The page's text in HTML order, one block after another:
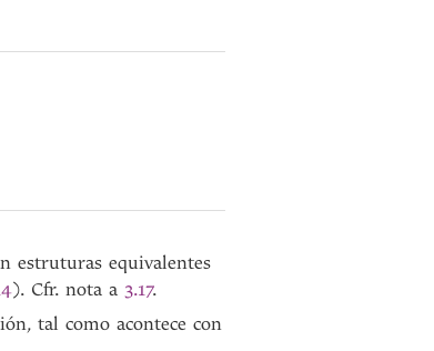
estruturas equivalentes
). Cfr. nota a 3.17.
tal como acontece con